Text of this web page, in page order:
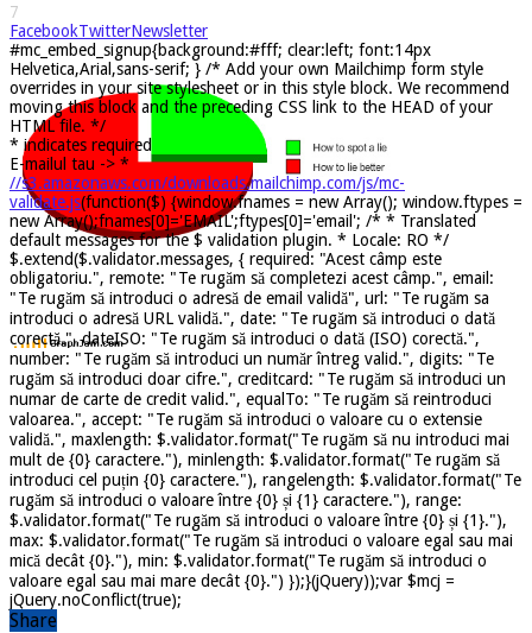
7
FacebookTwitterNewsletter
#mc_embed_signup{background:#fff; clear:left; font:14px
Helvetica,Arial,sans-serif; } /* Add your own Mailchimp form style
overrides in your site stylesheet or in this style block. We recommend
moving this block and the preceding CSS link to the HEAD of your
HTML file. */
* indicates required
E-mailul tau -> *
//s3.amazonaws.com/downloads.mailchimp.com/js/mc-
validate.js(function($) {window.fnames = new Array(); window.ftypes =
new Array();fnames[0]='EMAIL';ftypes[0]='email'; /* * Translated
default messages for the $ validation plugin. * Locale: RO */
$.extend($.validator.messages, { required: "Acest câmp este
obligatoriu.", remote: "Te rugăm să completezi acest câmp.", email:
"Te rugăm să introduci o adresă de email validă", url: "Te rugăm sa
introduci o adresă URL validă.", date: "Te rugăm să introduci o dată
corectă.", dateISO: "Te rugăm să introduci o dată (ISO) corectă.",
number: "Te rugăm să introduci un număr întreg valid.", digits: "Te
rugăm să introduci doar cifre.", creditcard: "Te rugăm să introduci un
numar de carte de credit valid.", equalTo: "Te rugăm să reintroduci
valoarea.", accept: "Te rugăm să introduci o valoare cu o extensie
validă.", maxlength: $.validator.format("Te rugăm să nu introduci mai
mult de {0} caractere."), minlength: $.validator.format("Te rugăm să
introduci cel puțin {0} caractere."), rangelength: $.validator.format("Te
rugăm să introduci o valoare între {0} și {1} caractere."), range:
$.validator.format("Te rugăm să introduci o valoare între {0} și {1}."),
max: $.validator.format("Te rugăm să introduci o valoare egal sau mai
mică decât {0}."), min: $.validator.format("Te rugăm să introduci o
valoare egal sau mai mare decât {0}.") });}(jQuery));var $mcj =
jQuery.noConflict(true);
Share